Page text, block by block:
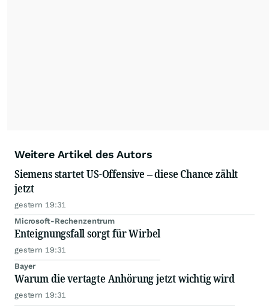
Weitere Artikel des Autors
Siemens startet US-Offensive – diese Chance zählt
jetzt
gestern 19:31
Microsoft-Rechenzentrum
Enteignungsfall sorgt für Wirbel
gestern 19:31
Bayer
Warum die vertagte Anhörung jetzt wichtig wird
gestern 19:31